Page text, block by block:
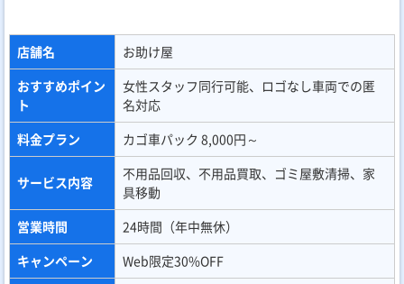
店舗名
お助け屋
おすすめポイン
ト
女性スタッフ同行可能、ロゴなし車両での匿
名対応
料金プラン
カゴ車パック 8,000円～
サービス内容
不用品回収、不用品買取、ゴミ屋敷清掃、家
具移動
営業時間
24時間（年中無休）
キャンペーン
Web限定30%OFF